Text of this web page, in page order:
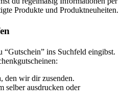
Produkte und Produktneuheiten.
“Gutschein” ins Suchfeld eingibst.
den wir dir zusenden.
selber ausdrucken oder